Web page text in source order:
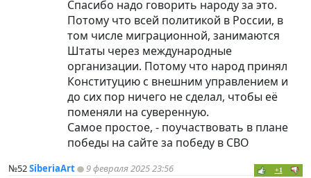
Спасибо надо говорить народу за это.
Потому что всей политикой в России, в
том числе миграционной, занимаются
Штаты через международные
организации. Потому что народ принял
Конституцию с внешним управлением и
до сих пор ничего не сделал, чтобы её
поменяли на суверенную.
Самое простое, - поучаствовать в плане
победы на сайте за победу в СВО
№52SiberiaArt 9 февраля 2025 23:56 +1